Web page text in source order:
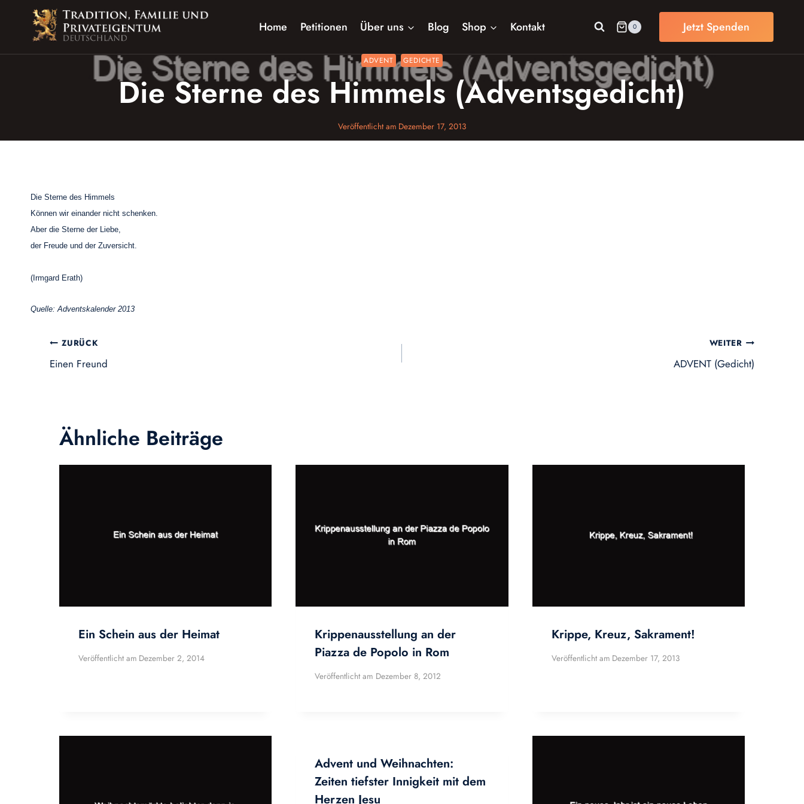
springen
Home Petitionen Über uns Blog Shop Kontakt 0 Jetzt Spenden
ADVENT GEDICHTE
Die Sterne des Himmels (Adventsgedicht)
Veröffentlicht am Dezember 17, 2013
Die Sterne des Himmels
Können wir einander nicht schenken.
Aber die Sterne der Liebe,
der Freude und der Zuversicht.
(Irmgard Erath)
Quelle: Adventskalender 2013
Beitragsnavigation
ZURÜCK
Einen Freund
WEITER
ADVENT (Gedicht)
Ähnliche Beiträge
Ein Schein aus der Heimat
Veröffentlicht am Dezember 2, 2014
Krippenausstellung an der
Piazza de Popolo in Rom
Veröffentlicht am Dezember 8, 2012
Krippe, Kreuz, Sakrament!
Veröffentlicht am Dezember 17, 2013
Advent und Weihnachten:
Zeiten tiefster Innigkeit mit dem
Herzen Jesu